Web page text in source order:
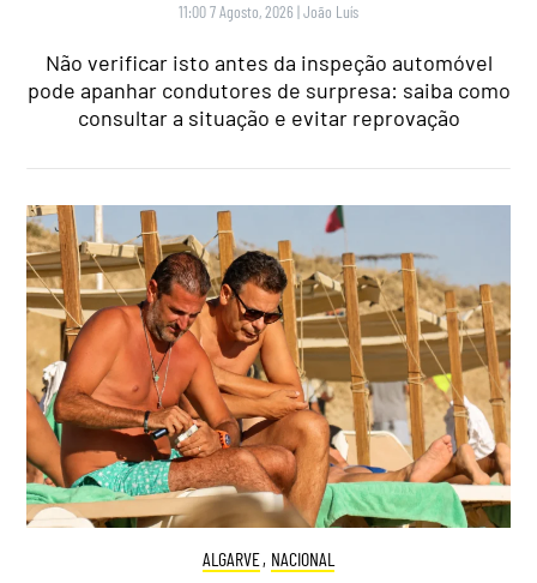
11:00 7 Agosto, 2026 |João Luís
Não verificar isto antes da inspeção automóvel
pode apanhar condutores de surpresa: saiba como
consultar a situação e evitar reprovação
ALGARVE, NACIONAL